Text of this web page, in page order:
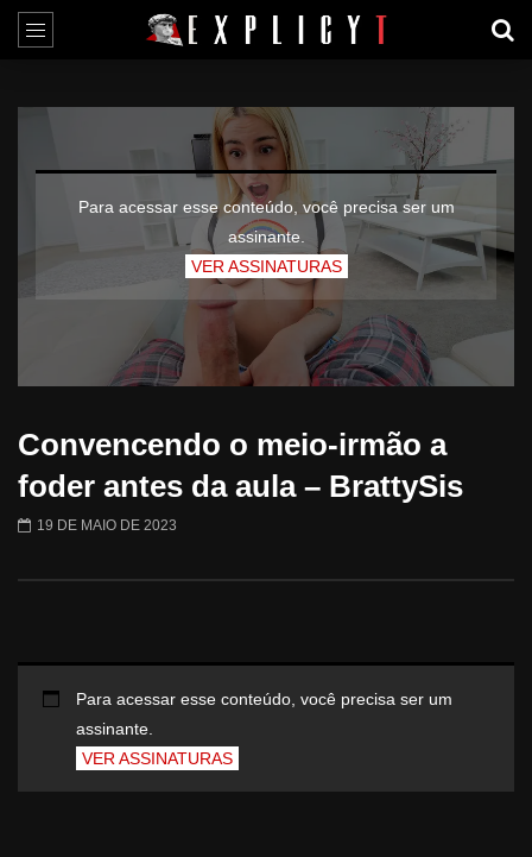
Para acessar esse conteúdo, você precisa ser um
assinante.
VER ASSINATURAS
Convencendo o meio-irmão a
foder antes da aula – BrattySis
19 DE MAIO DE 2023
Para acessar esse conteúdo, você precisa ser um
assinante.
VER ASSINATURAS